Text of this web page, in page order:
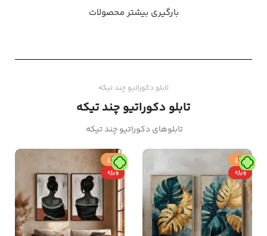
بارگیری بیشتر محصولات
تابلو دکوراتیو چند تیکه
تابلو دکوراتیو چند تیکه
تابلوهای دکوراتیو چند تیکه
حراج
ویژه
حراج
ویژه